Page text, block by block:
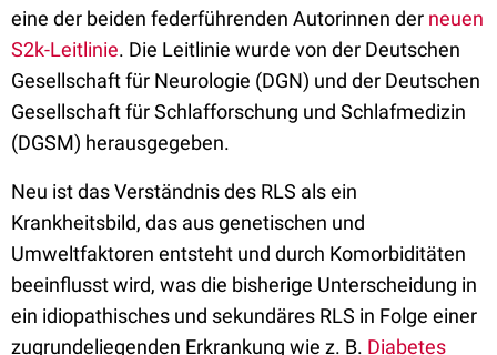
eine der beiden federführenden Autorinnen der neuen
S2k-Leitlinie. Die Leitlinie wurde von der Deutschen
Gesellschaft für Neurologie (DGN) und der Deutschen
Gesellschaft für Schlafforschung und Schlafmedizin
(DGSM) herausgegeben.
Neu ist das Verständnis des RLS als ein
Krankheitsbild, das aus genetischen und
Umweltfaktoren entsteht und durch Komorbiditäten
beeinflusst wird, was die bisherige Unterscheidung in
ein idiopathisches und sekundäres RLS in Folge einer
zugrundeliegenden Erkrankung wie z. B. Diabetes